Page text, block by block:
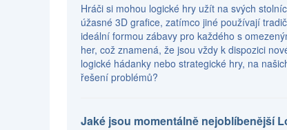
Hráči si mohou logické hry užít na svých
úžasné 3D grafice, zatímco jiné používají
ideální formou zábavy pro každého s
her, což znamená, že jsou vždy k dispozici
logické hádanky nebo strategické hry, na
řešení problémů?
Jaké jsou momentálně nejoblíbenější